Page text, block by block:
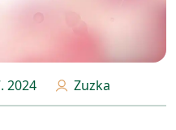
2024 Zuzka